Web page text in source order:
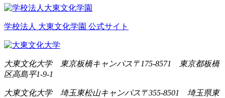
学校法人 大東文化学園 公式サイト
大東文化大学 東京板橋キャンパス 〒175-8571 東京都板橋
区高島平1-9-1
大東文化大学 埼玉東松山キャンパス 〒355-8501 埼玉県東